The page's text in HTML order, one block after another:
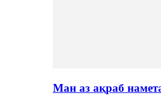
Ман аз ақраб